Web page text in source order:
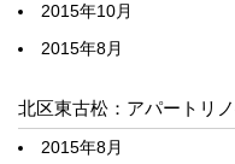
2015年10月
2015年8月
北区東古松：アパートリ
2015年8月